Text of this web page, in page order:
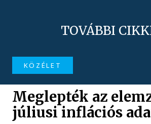
TOVÁBBI
KÖZÉLET
Meglepték az
júliusi inflációs